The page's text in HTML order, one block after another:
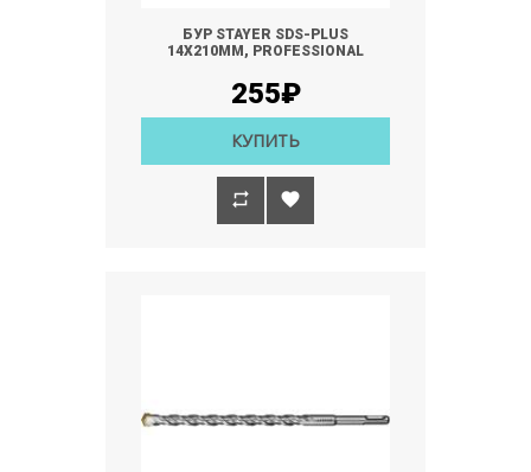
БУР STAYER SDS-PLUS
14Х210ММ, PROFESSIONAL
255₽
КУПИТЬ